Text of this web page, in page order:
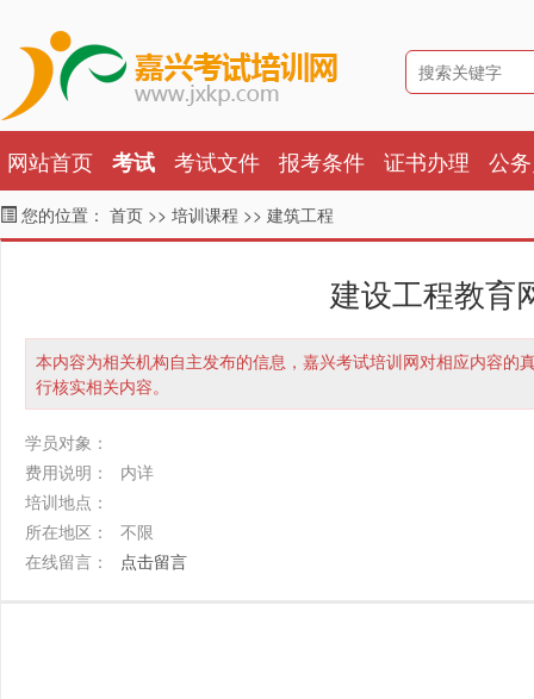
网站首页 考试 考试文件 报考条件 证书办理 公
您的位置： 首页 >> 培训课程 >> 建筑工程
建设工程教育
本内容为相关机构自主发布的信息，嘉兴考试培训网对相应内容
行核实相关内容。
学员对象：
费用说明：
内详
培训地点：
所在地区：
不限
在线留言：
点击留言